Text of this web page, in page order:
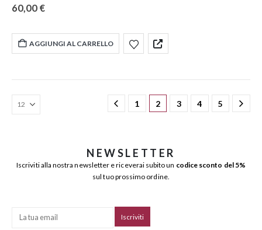
60,00 €
AGGIUNGI AL CARRELLO
1 2 3 4 5
NEWSLETTER
Iscriviti alla nostra newsletter e riceverai subito un codice sconto del 5%
sul tuo prossimo ordine.